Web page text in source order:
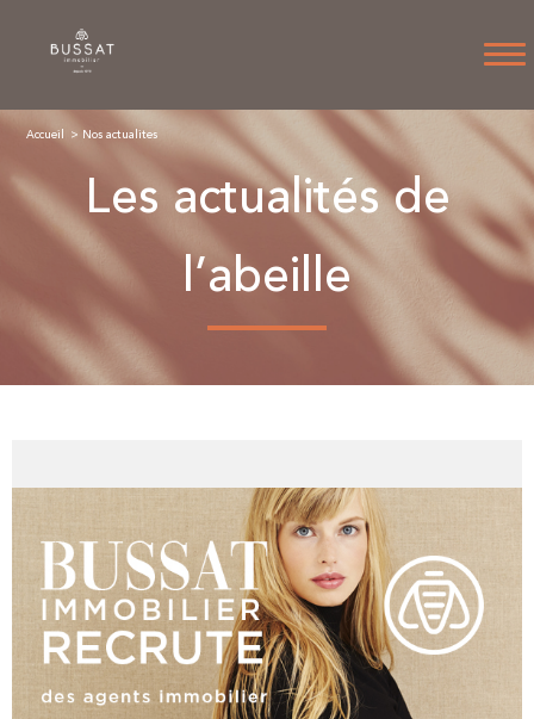
Accueil Nos actualites
Les actualités de
l’abeille